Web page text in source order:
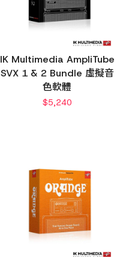
IK Multimedia AmpliTube
SVX 1 & 2 Bundle 虛擬音
色軟體
$5,240